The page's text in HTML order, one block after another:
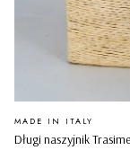
Długi naszyjnik
PRODUCENT
MADE IN ITALY